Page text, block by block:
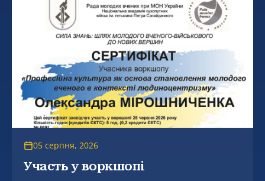
05 серпня, 2026
Участь у воркшопі